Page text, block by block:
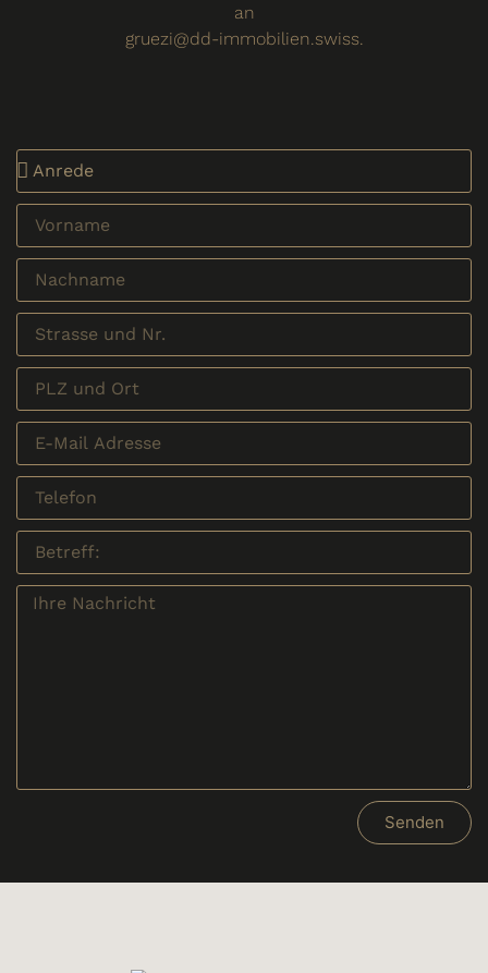
an
gruezi@dd-immobilien.swiss.
Senden